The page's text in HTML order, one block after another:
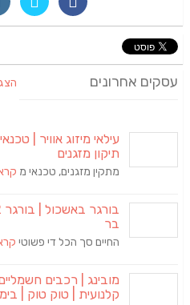
עסקים אחרונים
עילאי מיזוג אוויר |
תיקון מזגנים
מתקין מזגנים, טכנאי מ
בר
החיים סך הכל די פשוטי
מובינג | רכבים
קלנועית | טוק טוק |